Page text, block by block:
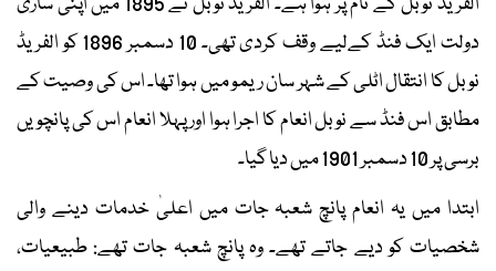
دولت ایک فنڈ کےلیے وقف کردی تھی۔ 10 دسمبر 1896 کو الفریڈ
نوبل کا انتقال اٹلی کے شہر سان ریمو میں ہوا تھا۔ اس کی وصیت کے
مطابق اس فنڈ سے نوبل انعام کا اجرا ہوا اور پہلا انعام اس کی پانچویں
برسی پر 10 دسمبر 1901 میں دیا گیا۔
ابتدا میں یہ انعام پانچ شعبہ جات میں اعلیٰ خدمات دینے والی
شخصیات کو دیے جاتے تھے۔ وہ پانچ شعبہ جات تھے: طبیعیات،